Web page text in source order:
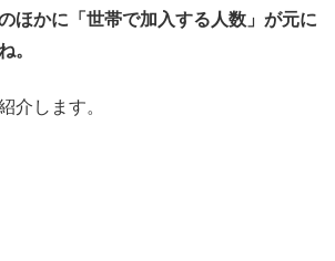
ほかに「世帯で加入する人数」が元に
。
介します。